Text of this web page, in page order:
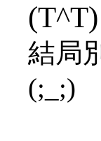
(T^T)
結局
(;_;)